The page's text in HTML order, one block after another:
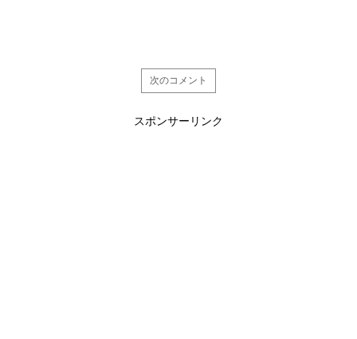
次のコメント
スポンサーリンク